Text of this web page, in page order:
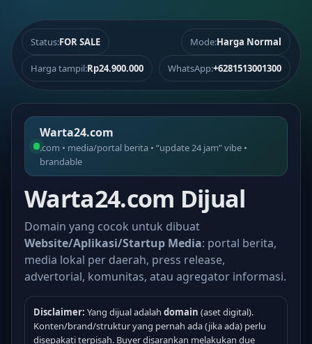
Status:FOR SALE Mode:Harga Normal
Harga tampil:Rp24.900.000 WhatsApp:+6281513001300
Warta24.com
.com • media/portal berita • “update 24 jam” vibe •
brandable
Warta24.com Dijual
Domain yang cocok untuk dibuat
Website/Aplikasi/Startup Media: portal berita,
media lokal per daerah, press release,
advertorial, komunitas, atau agregator informasi.
Disclaimer: Yang dijual adalah domain (aset digital).
Konten/brand/struktur yang pernah ada (jika ada) perlu
disepakati terpisah. Buyer disarankan melakukan due